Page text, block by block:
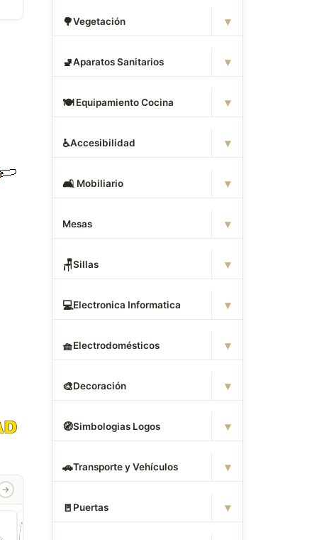
→
🌳Vegetación ▾
🚽Aparatos Sanitarios ▾
🍽️ Equipamiento Cocina ▾
♿Accesibilidad ▾
🛋 ️ Mobiliario ▾
Mesas ▾
🪑Sillas ▾
💻Electronica Informatica ▾
🧺Electrodomésticos ▾
🎨Decoración ▾
🧭Simbologias Logos ▾
🚗Transporte y Vehículos ▾
🚪 Puertas ▾